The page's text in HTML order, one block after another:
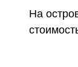
На